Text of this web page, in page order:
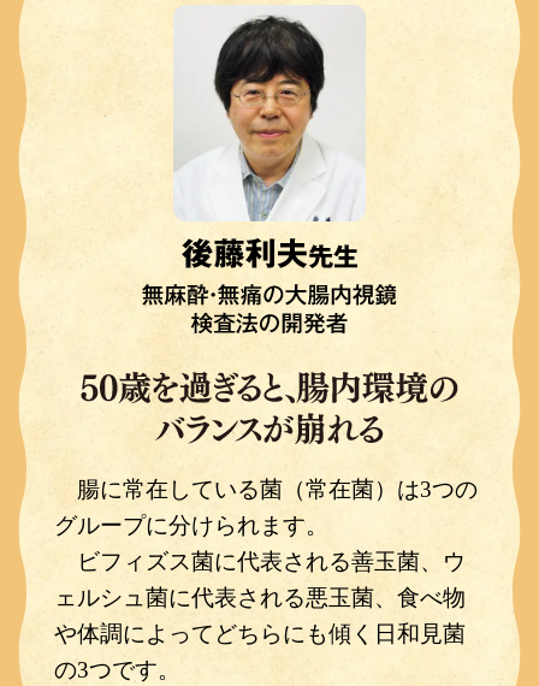
腸に常在している菌（常在菌）は3つの
グループに分けられます。
ビフィズス菌に代表される善玉菌、ウ
ェルシュ菌に代表される悪玉菌、食べ物
や体調によってどちらにも傾く日和見菌
の3つです。